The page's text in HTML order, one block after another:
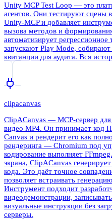
Unity MCP Test Loop — это
агентов. Они тестируют сцены
Unity-MCP и добавляет
вызова методов и
автоматизирует
запускают Play Mode,
квитанции для аудита. Вся
clipacanvas
ClipACanvas — MCP-сервер
видео MP4. Он принимает код
Canvas и рендерит его как
рендеринга — Chromium под
кодирование выполняет
экрана, ClipACanvas
кода. Это даёт точное
позволяет встраивать
Инструмент подходит
видеодемонстрации,
визуальные инструкции без
серверы.